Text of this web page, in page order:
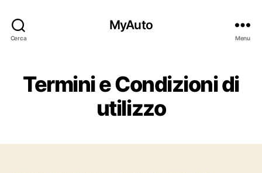
Cerca
MyAuto
Menu
Termini e Condizioni di
utilizzo